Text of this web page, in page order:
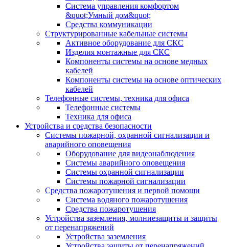
Система управления комфортом
&quot;Умный дом&quot;
Средства коммуникации
Структурированные кабельные системы
Активное оборудование для СКС
Изделия монтажные для СКС
Компоненты системы на основе медных
кабелей
Компоненты системы на основе оптических
кабелей
Телефонные системы, техника для офиса
Телефонные системы
Техника для офиса
Устройства и средства безопасности
Системы пожарной, охранной сигнализации и
аварийного оповещения
Оборудование для видеонаблюдения
Системы аварийного оповещения
Системы охранной сигнализации
Системы пожарной сигнализации
Средства пожаротушения и первой помощи
Система водяного пожаротушения
Средства пожаротушения
Устройства заземления, молниезащиты и защиты
от перенапряжений
Устройства заземления